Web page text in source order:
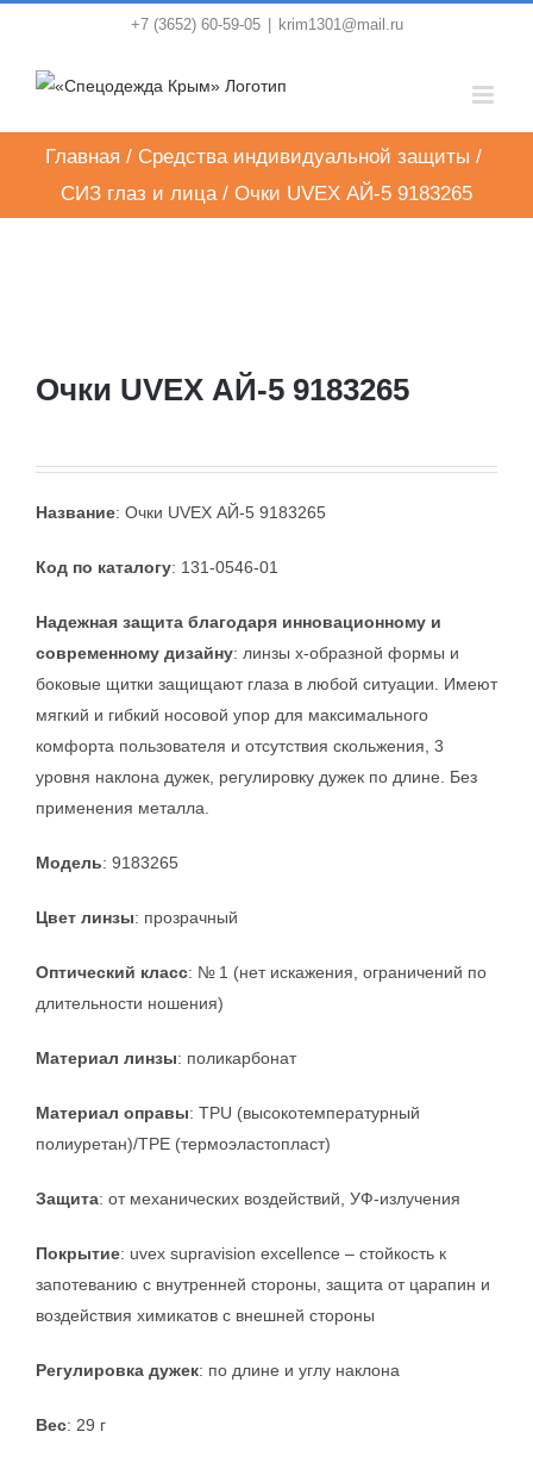
content
+7 (3652) 60-59-05 krim1301@mail.ru
Главная / Средства индивидуальной защиты /
СИЗ глаз и лица / Очки UVEX АЙ-5 9183265
Очки UVEX АЙ-5 9183265
Название: Очки UVEX АЙ-5 9183265
Код по каталогу: 131-0546-01
Надежная защита благодаря инновационному и
современному дизайну: линзы x-образной формы и
боковые щитки защищают глаза в любой ситуации. Имеют
мягкий и гибкий носовой упор для максимального
комфорта пользователя и отсутствия скольжения, 3
уровня наклона дужек, регулировку дужек по длине. Без
применения металла.
Модель: 9183265
Цвет линзы: прозрачный
Оптический класс: № 1 (нет искажения, ограничений по
длительности ношения)
Материал линзы: поликарбонат
Материал оправы: TPU (высокотемпературный
полиуретан)/TPE (термоэластопласт)
Защита: от механических воздействий, УФ-излучения
Покрытие: uvex supravision excellence – стойкость к
запотеванию с внутренней стороны, защита от царапин и
воздействия химикатов с внешней стороны
Регулировка дужек: по длине и углу наклона
Вес: 29 г